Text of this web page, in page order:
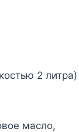
2 литра)
масло,